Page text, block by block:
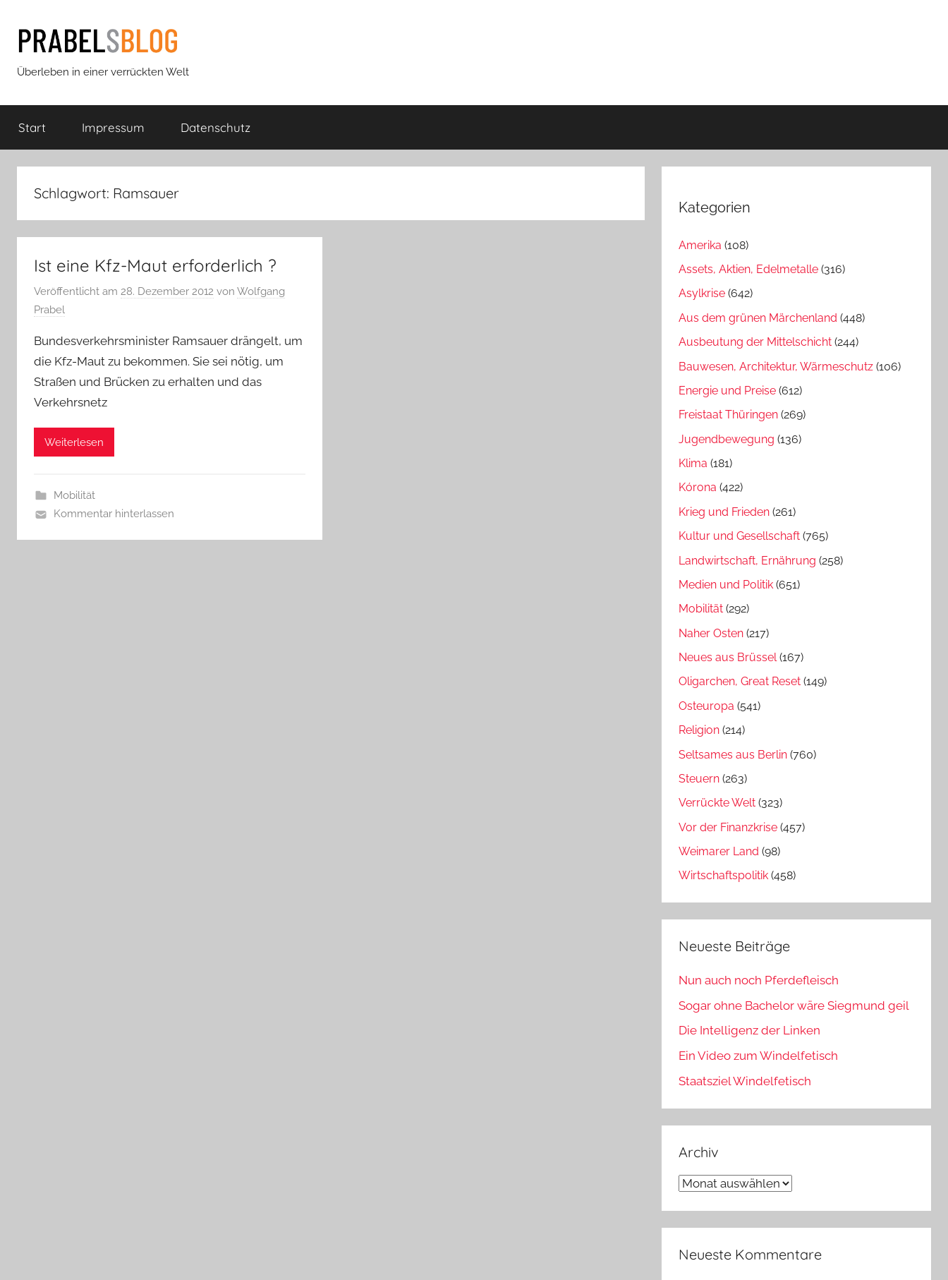
Inhalt
springen
Prabels
Blog
Überleben in einer verrückten Welt
Start Impressum Datenschutz
Schlagwort: Ramsauer
Ist eine Kfz-Maut erforderlich ?
Veröffentlicht am 28. Dezember 2012 von Wolfgang
Prabel
Bundesverkehrsminister Ramsauer drängelt, um
die Kfz-Maut zu bekommen. Sie sei nötig, um
Straßen und Brücken zu erhalten und das
Verkehrsnetz
Weiterlesen
Mobilität
Kommentar hinterlassen
Kategorien
Amerika (108)
Assets, Aktien, Edelmetalle (316)
Asylkrise (642)
Aus dem grünen Märchenland (448)
Ausbeutung der Mittelschicht (244)
Bauwesen, Architektur, Wärmeschutz (106)
Energie und Preise (612)
Freistaat Thüringen (269)
Jugendbewegung (136)
Klima (181)
Kórona (422)
Krieg und Frieden (261)
Kultur und Gesellschaft (765)
Landwirtschaft, Ernährung (258)
Medien und Politik (651)
Mobilität (292)
Naher Osten (217)
Neues aus Brüssel(167)
Oligarchen, Great Reset (149)
Osteuropa (541)
Religion (214)
Seltsames aus Berlin (760)
Steuern (263)
Verrückte Welt (323)
Vor der Finanzkrise (457)
Weimarer Land (98)
Wirtschaftspolitik (458)
Neueste Beiträge
Nun auch noch Pferdefleisch
Sogar ohne Bachelor wäre Siegmund geil
Die Intelligenz der Linken
Ein Video zum Windelfetisch
Staatsziel Windelfetisch
Archiv
Archiv
Neueste Kommentare